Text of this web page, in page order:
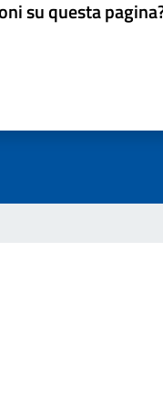
su questa